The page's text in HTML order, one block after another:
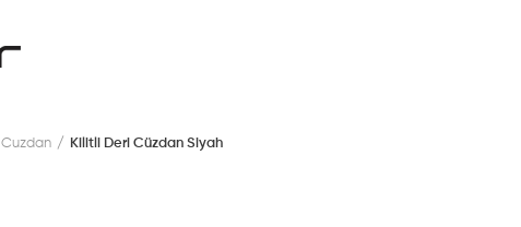
Cuzdan Kilitli Deri Cüzdan Siyah